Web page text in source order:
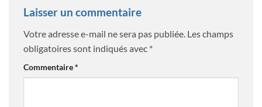
Laisser un commentaire
Votre adresse e-mail ne sera pas publiée. Les champs
obligatoires sont indiqués avec *
Commentaire*